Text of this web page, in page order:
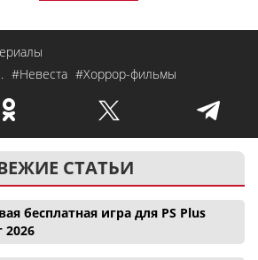
#Невеста #Хоррор-фильмы
СТАТЬИ
бесплатная игра для PS Plus
2026